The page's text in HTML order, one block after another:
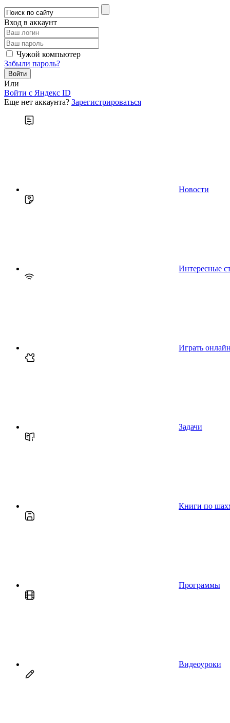
Вход в аккаунт
Чужой компьютер
Забыли пароль?
Или
Войти c Яндекс ID
Еще нет аккаунта? Зарегистрироваться
Новости
Интересные
Играть онлайн
Задачи
Книги по
Программы
Видеоуроки